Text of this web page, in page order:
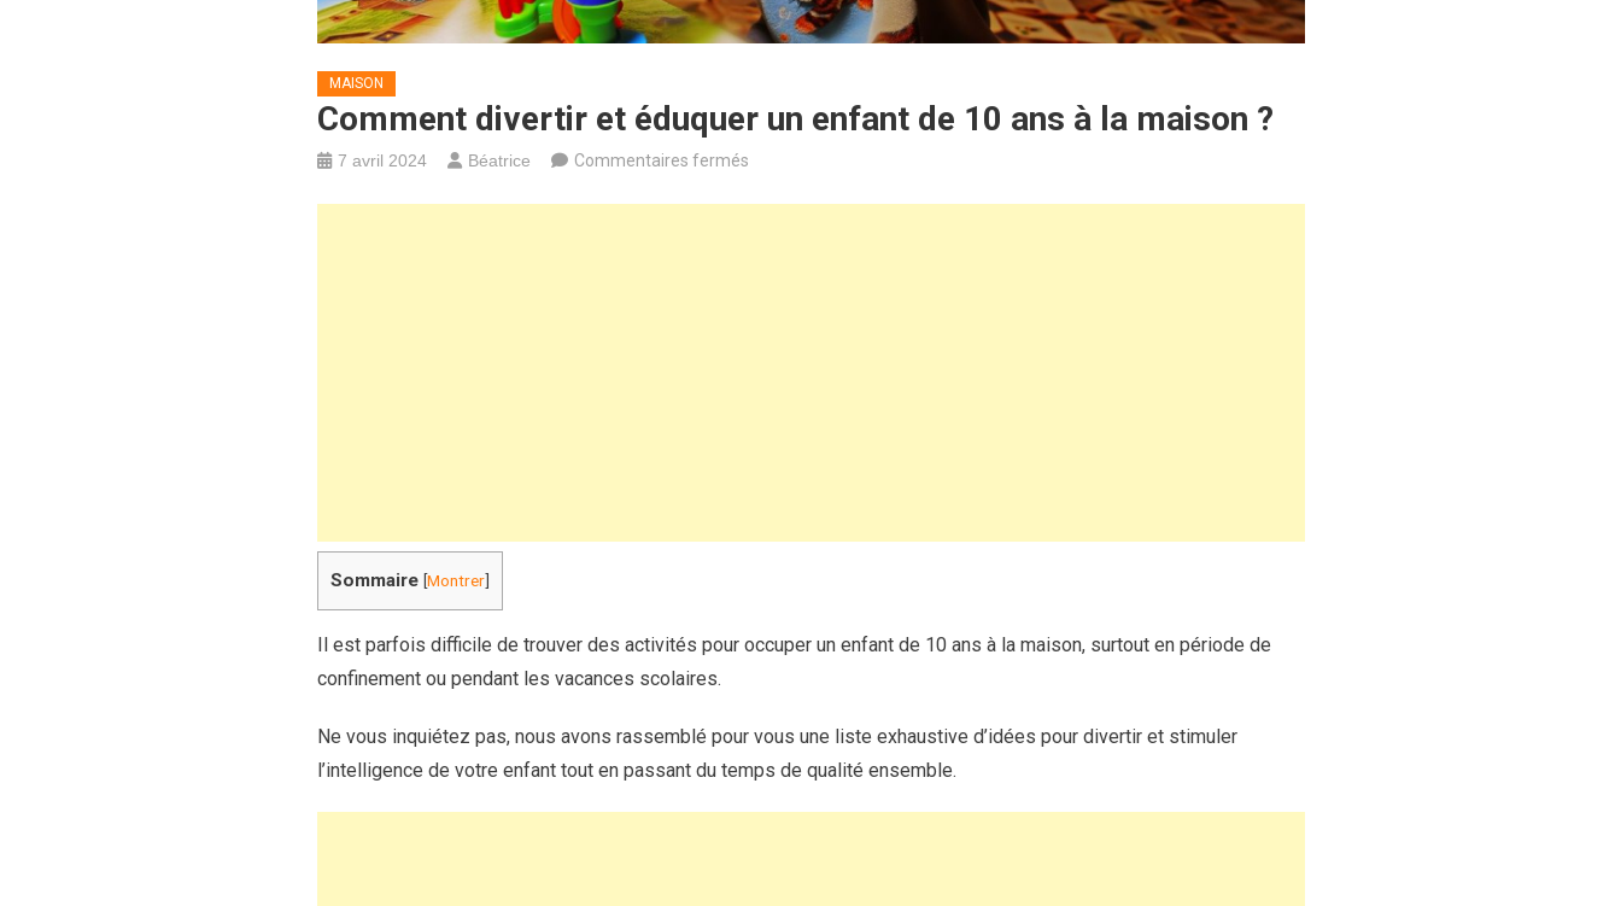
MAISON
Comment divertir et éduquer un enfant de 10 ans à la maison ?
7 avril 2024 Béatrice Commentaires ferméssur
Sommaire [Montrer]
Il est parfois difficile de trouver des activités pour occuper un enfant de 10 ans à la maison, surtout en période de
confinement ou pendant les vacances scolaires.
Ne vous inquiétez pas, nous avons rassemblé pour vous une liste exhaustive d’idées pour divertir et stimuler
l’intelligence de votre enfant tout en passant du temps de qualité ensemble.